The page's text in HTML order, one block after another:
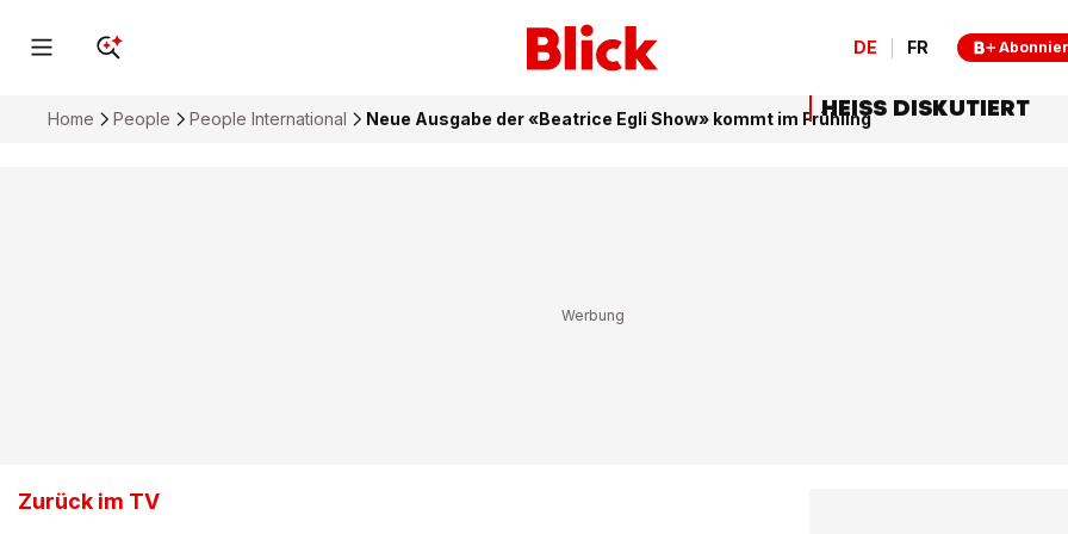
DE FR
Home People People International Neue Ausgabe der «Beatrice Egli Show» kommt im Frühling
Zurück im TV
HEISS DISKUTIERT